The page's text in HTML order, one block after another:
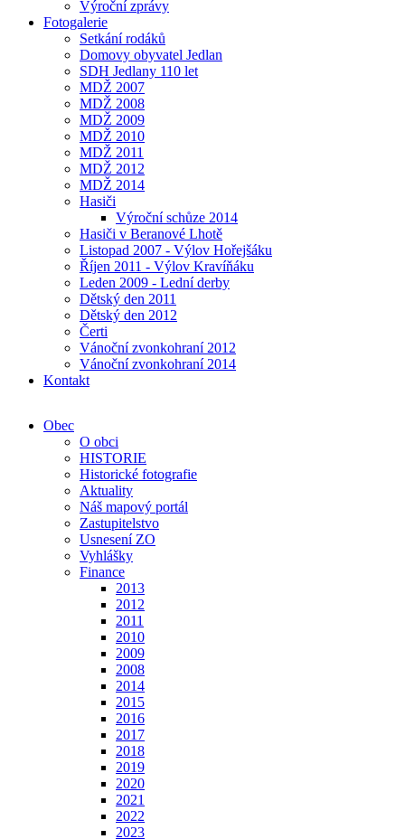
Výroční zprávy
Fotogalerie
Setkání rodáků
Domovy obyvatel Jedlan
SDH Jedlany 110 let
MDŽ 2007
MDŽ 2008
MDŽ 2009
MDŽ 2010
MDŽ 2011
MDŽ 2012
MDŽ 2014
Hasiči
Výroční schůze 2014
Hasiči v Beranové Lhotě
Listopad 2007 - Výlov Hořejšáku
Říjen 2011 - Výlov Kravíňáku
Leden 2009 - Lední derby
Dětský den 2011
Dětský den 2012
Čerti
Vánoční zvonkohraní 2012
Vánoční zvonkohraní 2014
Kontakt
Obec
O obci
HISTORIE
Historické fotografie
Aktuality
Náš mapový portál
Zastupitelstvo
Usnesení ZO
Vyhlášky
Finance
2013
2012
2011
2010
2009
2008
2014
2015
2016
2017
2018
2019
2020
2021
2022
2023